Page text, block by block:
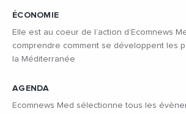
ÉCONOMIE
Elle est au coeur de l’action d’Ecomnews
comprendre comment se développent les
la Méditerranée
AGENDA
Ecomnews Med sélectionne tous les